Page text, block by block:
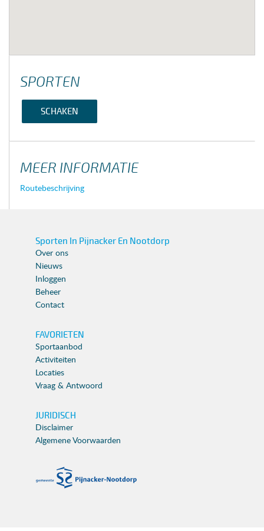
SPORTEN
SCHAKEN
MEER INFORMATIE
Routebeschrijving
Sporten In Pijnacker En Nootdorp
Over ons
Nieuws
Inloggen
Beheer
Contact
FAVORIETEN
Sportaanbod
Activiteiten
Locaties
Vraag & Antwoord
JURIDISCH
Disclaimer
Algemene Voorwaarden